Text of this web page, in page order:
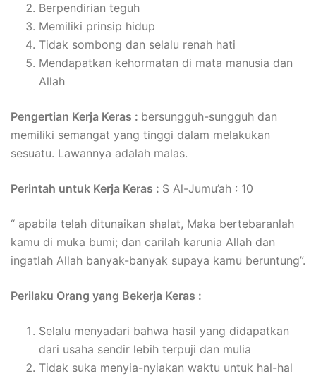
Berpendirian teguh
Memiliki prinsip hidup
Tidak sombong dan selalu renah hati
Mendapatkan kehormatan di mata manusia dan
Allah
Pengertian Kerja Keras : bersungguh-sungguh dan
memiliki semangat yang tinggi dalam melakukan
sesuatu. Lawannya adalah malas.
Perintah untuk Kerja Keras : S Al-Jumu’ah : 10
“ apabila telah ditunaikan shalat, Maka bertebaranlah
kamu di muka bumi; dan carilah karunia Allah dan
ingatlah Allah banyak-banyak supaya kamu beruntung”.
Perilaku Orang yang Bekerja Keras :
Selalu menyadari bahwa hasil yang didapatkan
dari usaha sendir lebih terpuji dan mulia
Tidak suka menyia-nyiakan waktu untuk hal-hal